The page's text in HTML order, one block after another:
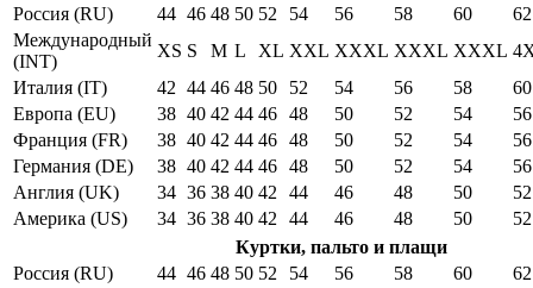
Россия (RU)
44 46 48 50 52 54 56 58 60
62
Международный
(INT)
XS S M L XL XXL XXXL XXXL XXXL
Италия (IT)
42 44 46 48 50 52 54 56 58
60
Европа (EU)
38 40 42 44 46 48 50 52 54
56
Франция (FR)
38 40 42 44 46 48 50 52 54
56
Германия (DE)
38 40 42 44 46 48 50 52 54
56
Англия (UK)
34 36 38 40 42 44 46 48 50
52
Америка (US)
34 36 38 40 42 44 46 48 50
52
Куртки, пальто и плащи
Россия (RU)
44 46 48 50 52 54 56 58 60
62